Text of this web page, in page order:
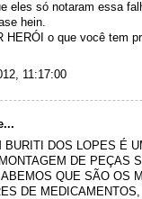
eles só notaram essa
hein.
HERÓI o que você tem
11:17:00
BURITI DOS LOPES É
DE PEÇAS
QUE SÃO OS
DE